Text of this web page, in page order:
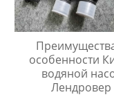
особенности
водяной
Лендровер